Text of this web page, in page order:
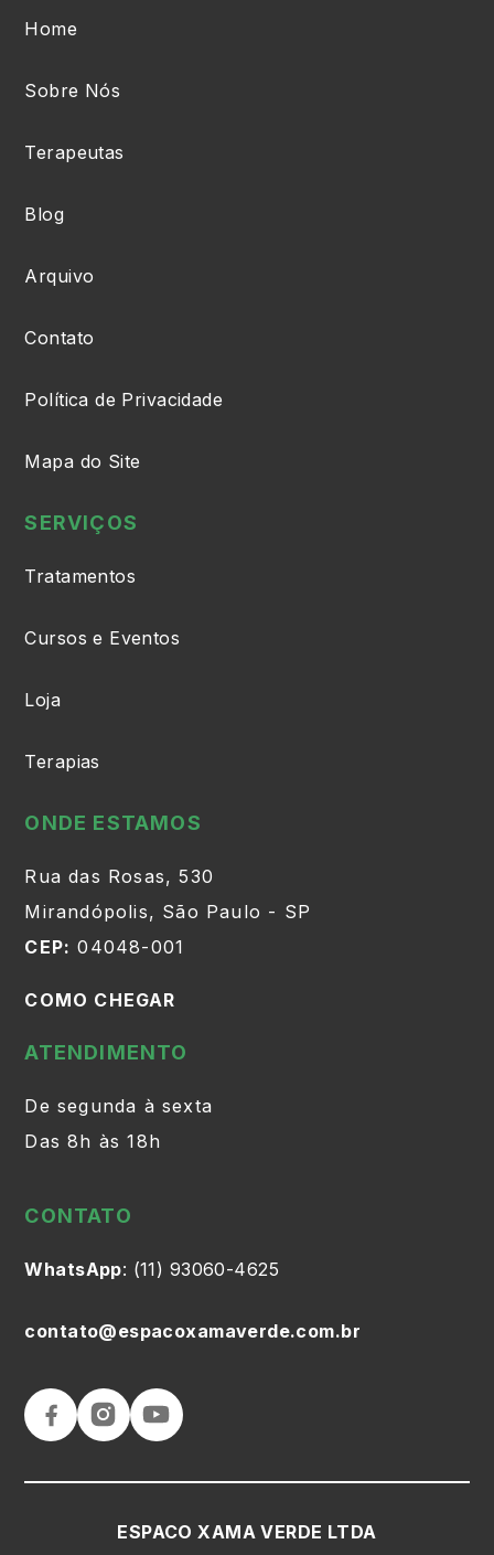
Home
Sobre Nós
Terapeutas
Blog
Arquivo
Contato
Política de Privacidade
Mapa do Site
SERVIÇOS
Tratamentos
Cursos e Eventos
Loja
Terapias
ONDE ESTAMOS
Rua das Rosas, 530
Mirandópolis, São Paulo - SP
CEP: 04048-001
COMO CHEGAR
ATENDIMENTO
De segunda à sexta
Das 8h às 18h
CONTATO
WhatsApp: (11) 93060-4625
contato@espacoxamaverde.com.br
ESPACO XAMA VERDE LTDA